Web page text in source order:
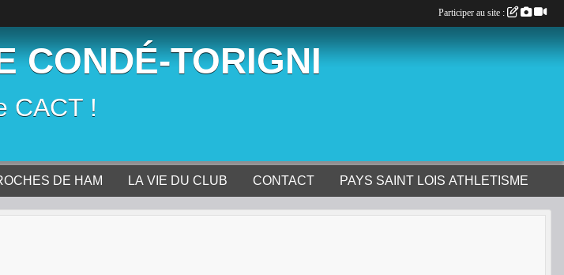
CONDÉ-TORIGNI
CACT !
DE HAM LA VIE DU CLUB CONTACT PAYS SAINT LOIS ATHLETISME
Participer au site :